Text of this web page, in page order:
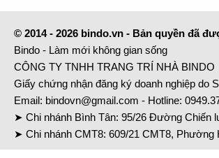
© 2014 - 2026 bindo.vn - Bản quyền đã
Bindo - Làm mới không gian sống
CÔNG TY TNHH TRANG TRÍ NHÀ BINDO
Giấy chứng nhận đăng ký doanh nghiệp do
Email: bindovn@gmail.com - Hotline:
➤ Chi nhánh Bình Tân: 95/26 Đường
➤ Chi nhánh CMT8: 609/21 CMT8,